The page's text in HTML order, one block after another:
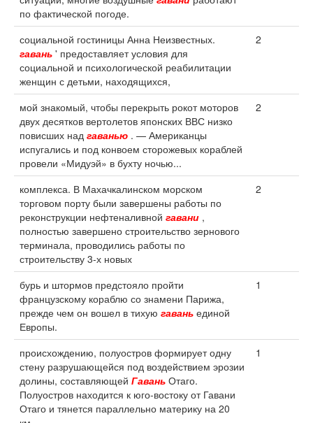
по фактической погоде.
социальной гостиницы Анна Неизвестных.
гавань ' предоставляет условия для
социальной и психологической реабилитации
женщин с детьми, находящихся,
2
мой знакомый, чтобы перекрыть рокот моторов
двух десятков вертолетов японских ВВС низко
повисших над гаванью . — Американцы
испугались и под конвоем сторожевых кораблей
провели «Мидуэй» в бухту ночью...
2
комплекса. В Махачкалинском морском
торговом порту были завершены работы по
реконструкции нефтеналивной гавани ,
полностью завершено строительство зернового
терминала, проводились работы по
строительству 3-х новых
2
бурь и штормов предстояло пройти
французскому кораблю со знамени Парижа,
прежде чем он вошел в тихую гавань единой
Европы.
1
происхождению, полуостров формирует одну
стену разрушающейся под воздействием эрозии
долины, составляющей Гавань Отаго.
Полуостров находится к юго-востоку от Гавани
Отаго и тянется параллельно материку на 20
1